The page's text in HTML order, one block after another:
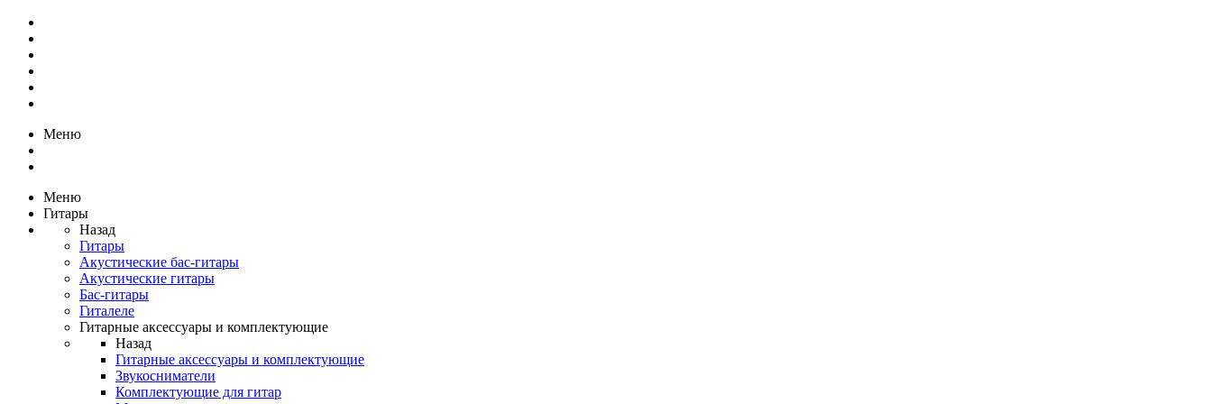
Меню
Меню
Гитары
Назад
Гитары
Акустические бас-гитары
Акустические гитары
Бас-гитары
Гиталеле
Гитарные аксессуары и комплектующие
Назад
Гитарные аксессуары и комплектующие
Звукосниматели
Комплектующие для гитар